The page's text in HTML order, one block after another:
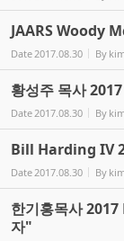
JAARS Woody
Date2017.08.30 By
황성주 목사
Date2017.08.30 By
Bill Harding IV
Date2017.08.30 By
한기홍목사
자"